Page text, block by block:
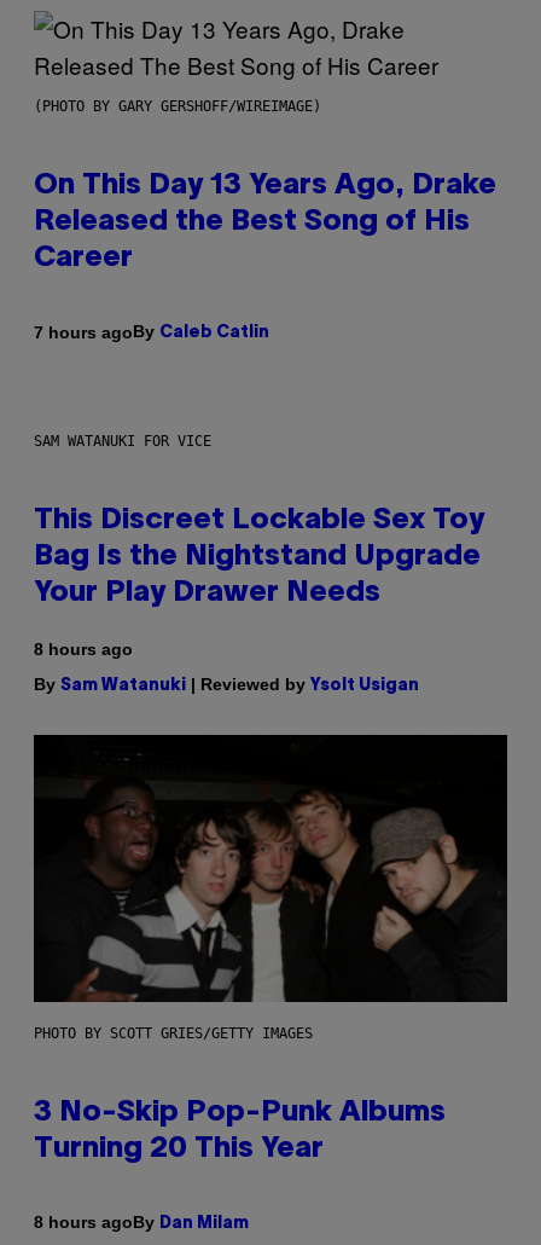
(PHOTO BY GARY GERSHOFF/WIREIMAGE)
On This Day 13 Years Ago, Drake
Released the Best Song of His
Career
7 hours agoBy Caleb Catlin
SAM WATANUKI FOR VICE
This Discreet Lockable Sex Toy
Bag Is the Nightstand Upgrade
Your Play Drawer Needs
8 hours ago
By Sam Watanuki | Reviewed by Ysolt Usigan
PHOTO BY SCOTT GRIES/GETTY IMAGES
3 No-Skip Pop-Punk Albums
Turning 20 This Year
8 hours agoBy Dan Milam